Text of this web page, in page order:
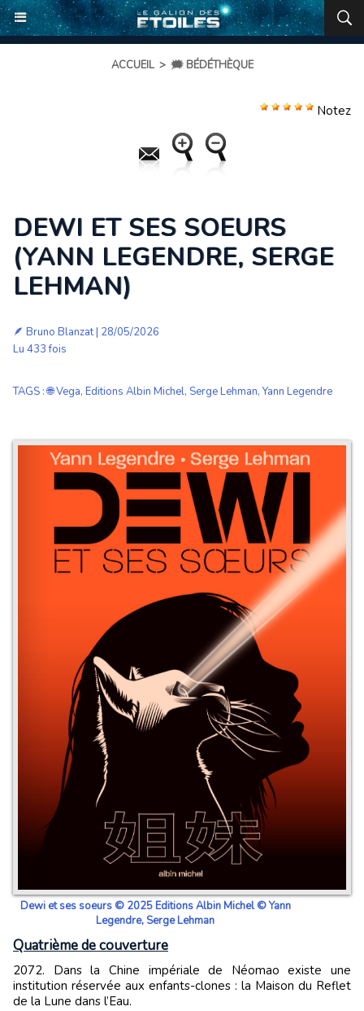
ACCUEIL > 🗯️ BÉDÉTHÈQUE
Notez
DEWI ET SES SOEURS
(YANN LEGENDRE, SERGE
LEHMAN)
🪶 Bruno Blanzat| 28/05/2026
Lu 433 fois
TAGS :🌐 Vega, Editions Albin Michel, Serge Lehman,Yann Legendre
Dewi et ses soeurs © 2025 Editions Albin Michel © Yann
Legendre, Serge Lehman
Quatrième de couverture
2072. Dans la Chine impériale de Néomao existe une
institution réservée aux enfants-clones : la Maison du Reflet
de la Lune dans l’Eau.